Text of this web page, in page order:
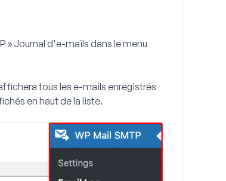
» Journal d'e-mailsdans le menu
tous les e-mails enregistrés
en haut de la liste.